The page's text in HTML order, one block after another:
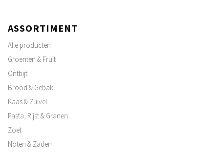
ASSORTIMENT
Alle producten
Groenten & Fruit
Ontbijt
Brood & Gebak
Kaas & Zuivel
Pasta, Rijst & Granen
Zoet
Noten & Zaden